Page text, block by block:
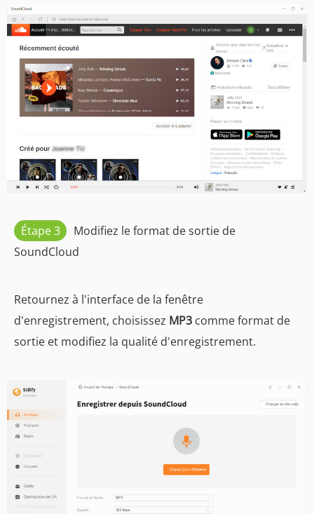
Étape 3
Modifiez le format de sortie de
SoundCloud
Retournez à l'interface de la fenêtre
d'enregistrement, choisissez MP3 comme format de
sortie et modifiez la qualité d'enregistrement.